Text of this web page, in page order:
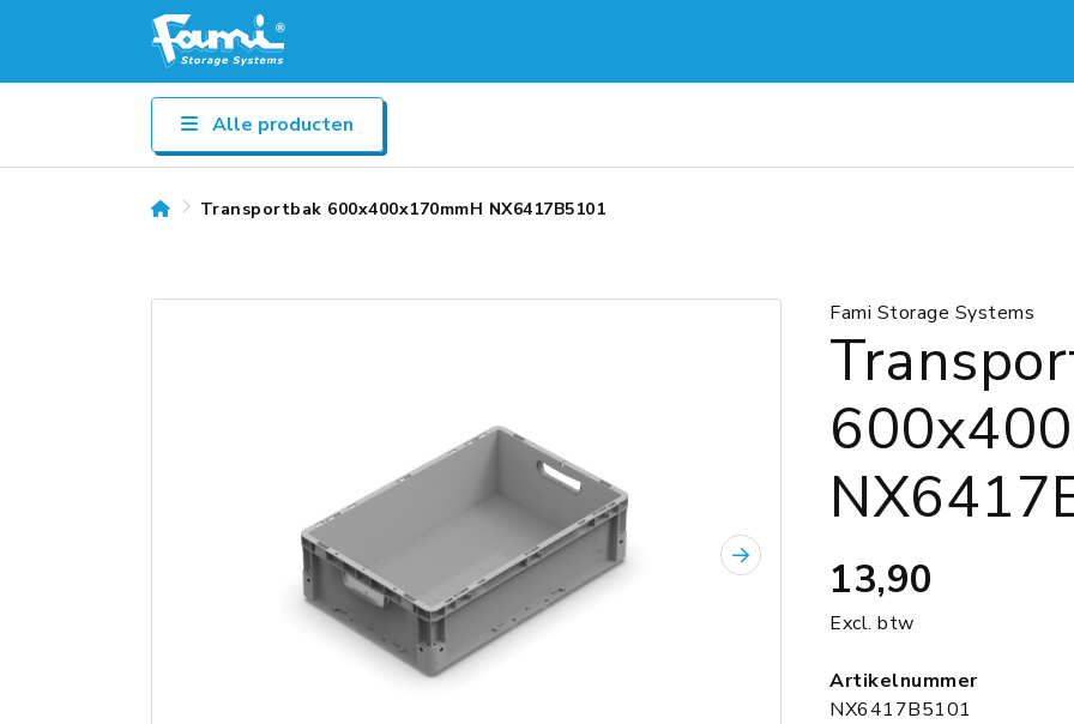
Alle producten
Transportbak 600x400x170mmH NX6417B5101
Fami Storage Systems
13,90
Excl. btw
Artikelnummer
NX6417B5101